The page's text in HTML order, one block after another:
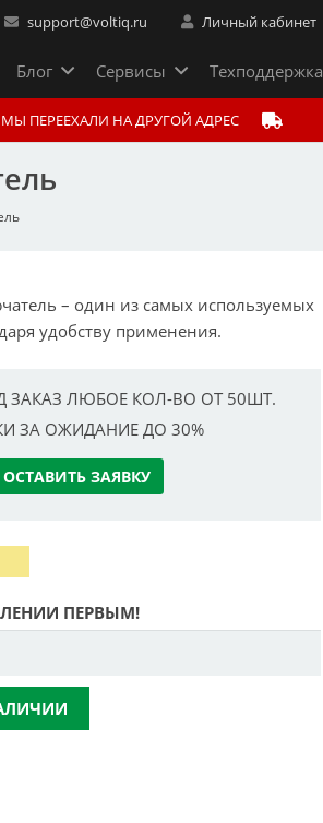
support@voltiq.ru Личный кабинет
Блог Сервисы Техподдержка
ПЕРЕЕХАЛИ НА ДРУГОЙ АДРЕС
– один из самых используемых
удобству применения.
ЗАКАЗ ЛЮБОЕ КОЛ-ВО ОТ 50ШТ.
ЗА ОЖИДАНИЕ ДО 30%
ОСТАВИТЬ ЗАЯВКУ
ПЕРВЫМ!